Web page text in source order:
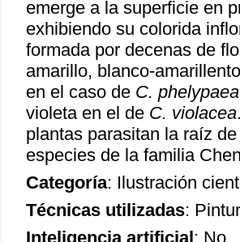
emerge a la superficie en
exhibiendo su colorida
formada por decenas de
amarillo, blanco-
en el caso de C. phelypaea
violeta en el de C. violacea
plantas parasitan la raíz
especies de la familia
Categoría: Ilustración
Técnicas utilizadas:
Inteligencia artificial: No